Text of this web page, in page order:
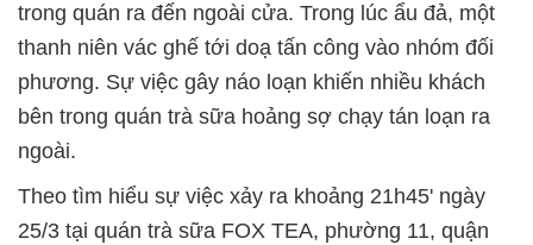
trong quán ra đến ngoài cửa. Trong lúc ẩu đả, một
thanh niên vác ghế tới doạ tấn công vào nhóm đối
phương. Sự việc gây náo loạn khiến nhiều khách
bên trong quán trà sữa hoảng sợ chạy tán loạn ra
ngoài.
Theo tìm hiểu sự việc xảy ra khoảng 21h45' ngày
25/3 tại quán trà sữa FOX TEA, phường 11, quận